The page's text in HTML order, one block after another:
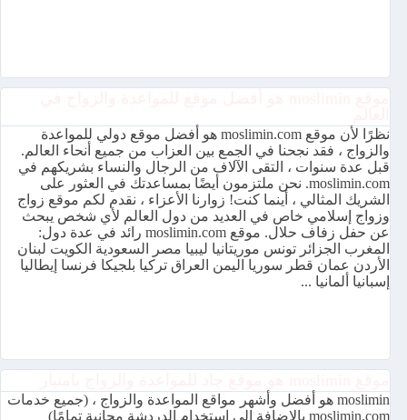
نظرًا لأن موقع moslimin.com هو أفضل موقع دولي للمواعدة
والزواج ، فقد نجحنا في الجمع بين العزاب من جميع أنحاء العالم.
قبل عدة سنوات ، التقى الآلاف من الرجال والنساء بشريكهم في
moslimin.com. نحن ملتزمون أيضًا بمساعدتك في العثور على
الشريك المثالي ، أينما كنت! زوارنا الأعزاء ، نقدم لكم موقع زواج
وزواج إسلامي خاص في العديد من دول العالم لأي شخص يبحث
عن حفل زفاف حلال. موقع moslimin.com رائد في عدة دول:
المغرب الجزائر تونس موريتانيا ليبيا مصر السعودية الكويت لبنان
الأردن عمان قطر سوريا اليمن العراق تركيا بلجيكا فرنسا إيطاليا
إسبانيا ألمانيا ...
moslimin هو أفضل وأشهر مواقع المواعدة والزواج ، (جميع خدمات
moslimin.com بالإضافة إلى استخدام الدردشة مجانية تمامًا)